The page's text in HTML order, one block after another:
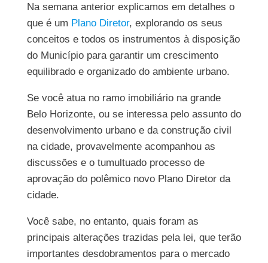
Na semana anterior explicamos em detalhes o
que é um Plano Diretor, explorando os seus
conceitos e todos os instrumentos à disposição
do Município para garantir um crescimento
equilibrado e organizado do ambiente urbano.
Se você atua no ramo imobiliário na grande
Belo Horizonte, ou se interessa pelo assunto do
desenvolvimento urbano e da construção civil
na cidade, provavelmente acompanhou as
discussões e o tumultuado processo de
aprovação do polêmico novo Plano Diretor da
cidade.
Você sabe, no entanto, quais foram as
principais alterações trazidas pela lei, que terão
importantes desdobramentos para o mercado